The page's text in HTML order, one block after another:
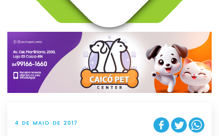
v
g
t
i
o
n
4 DE MAIO DE 2017